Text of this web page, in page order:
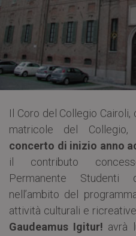
Il Coro del Collegio
matricole del
concerto di inizio anno
il contributo
Permanente Studenti
nell’ambito del
attività culturali e
Gaudeamus Igitur! avrà